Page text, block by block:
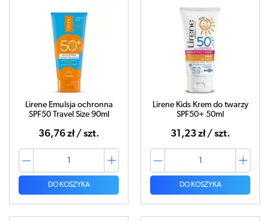
Lirene Emulsja ochronna
SPF50 Travel Size 90ml
36,76 zł / szt.
DO KOSZYKA
Lirene Kids Krem do twarzy
SPF50+ 50ml
31,23 zł / szt.
DO KOSZYKA